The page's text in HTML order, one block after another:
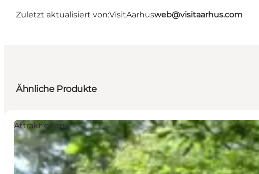
Zuletzt aktualisiert von:VisitAarhusweb@visitaarhus.com
Ähnliche Produkte
Attraktionen